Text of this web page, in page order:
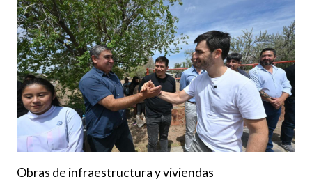
Obras de infraestructura y viviendas